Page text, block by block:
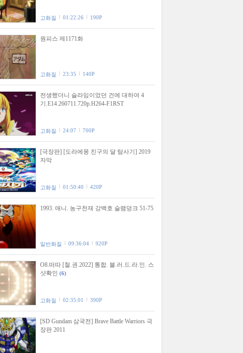
고화질 01:22:26 190P
원피스 제1171화
고화질 23:35 140P
전생했더니 슬라임이었던 건에 대하여 4
기.E14.260711.720p.H264-F1RST
고화질 24:07 700P
[극장판] [도라에몽 진구의 달 탐사기] 2019
자막
고화질 01:50:40 420P
1993. 애니. 농구천재 강백호 슬램덩크 51-75
일반화질 09:36:04 920P
O8.떠따 [철.권.2022] 통합. 블.러.드.라.인. 스
샷확인 (6)
고화질 02:35:01 390P
[SD Gundam 삼국전] Brave Battle Warriors 극
장판 2011